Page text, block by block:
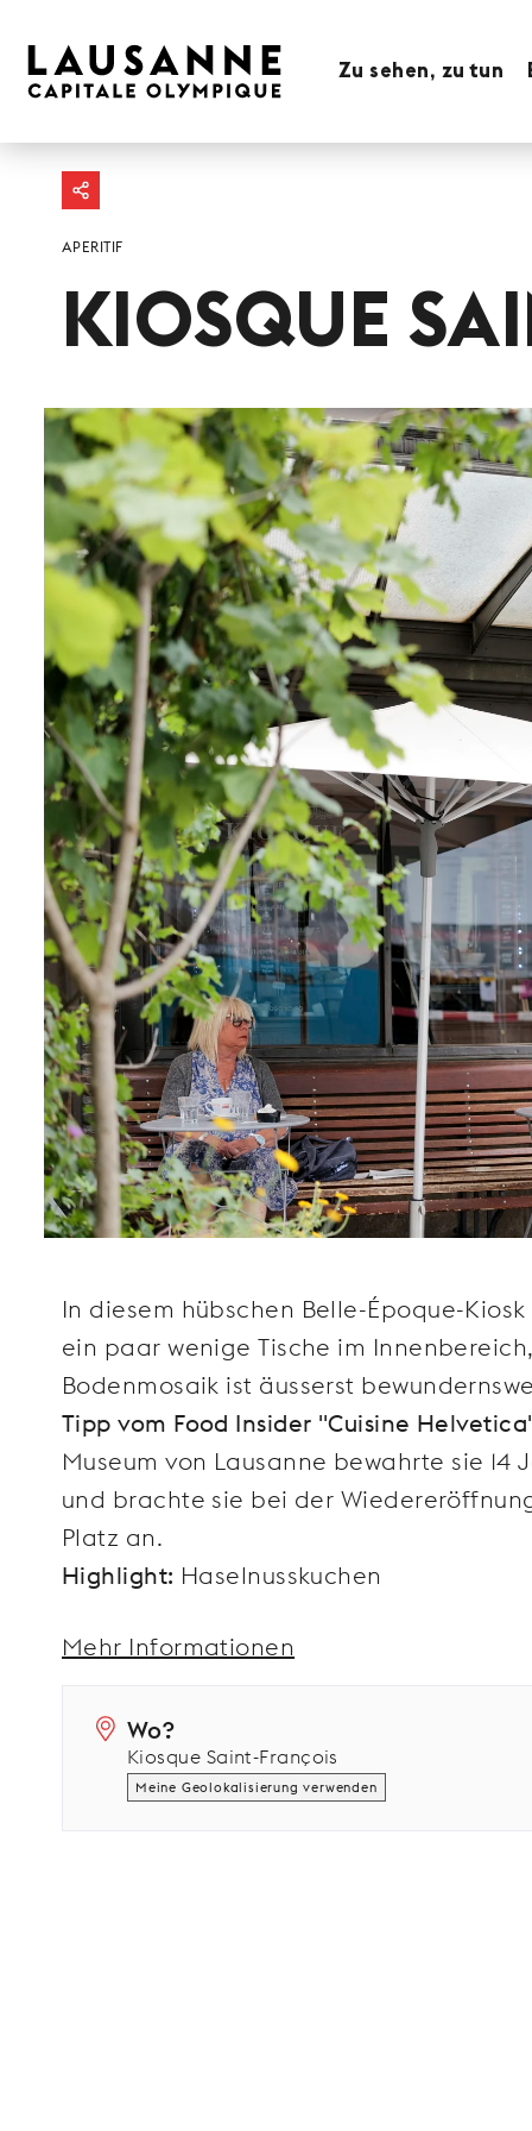
Zu sehen, zu tun
APERITIF
KIOSQUE
Wo?
Kiosque Saint-François
Meine Geolokalisierung verwenden
In diesem hübschen Belle-Époque-
ein paar wenige Tische im
Bodenmosaik ist äusserst
Tipp vom Food Insider "Cuisine
Museum von Lausanne bewahrte sie
und brachte sie bei der
Platz an.
Highlight: Haselnusskuchen
Mehr Informationen